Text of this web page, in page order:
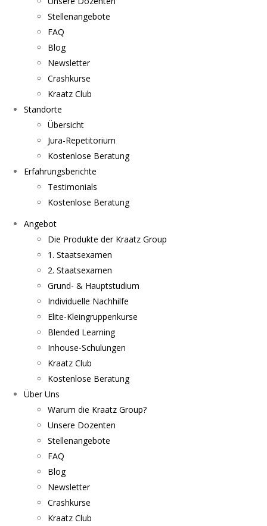
Stellenangebote
FAQ
Blog
Newsletter
Crashkurse
Kraatz Club
Standorte
Übersicht
Jura-Repetitorium
Kostenlose Beratung
Erfahrungsberichte
Testimonials
Kostenlose Beratung
Angebot
Die Produkte der Kraatz Group
1. Staatsexamen
2. Staatsexamen
Grund- & Hauptstudium
Individuelle Nachhilfe
Elite-Kleingruppenkurse
Blended Learning
Inhouse-Schulungen
Kraatz Club
Kostenlose Beratung
Über Uns
Warum die Kraatz Group?
Unsere Dozenten
Stellenangebote
FAQ
Blog
Newsletter
Crashkurse
Kraatz Club